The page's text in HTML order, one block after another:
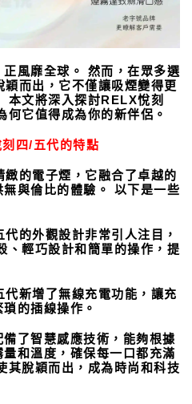
風靡全球。 然而，在眾多選
而出，它不僅讓吸煙變得更
本文將深入探討RELX悅刻
何它值得成為你的新伴侶。
四/五代的特點
的電子煙，它融合了卓越的
與倫比的體驗。 以下是一些
代的外觀設計非常引人注目，
、輕巧設計和簡單的操作，提
代新增了無線充電功能，讓充
的插線操作。
備了智慧感應技術，能夠根據
和溫度，確保每一口都充滿
其脫穎而出，成為時尚和科技